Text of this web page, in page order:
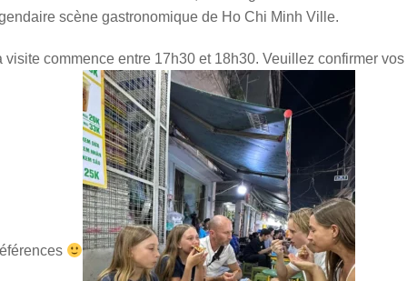
scène gastronomique de Ho Chi Minh Ville.
visite commence entre 17h30 et 18h30. Veuillez confirmer vos